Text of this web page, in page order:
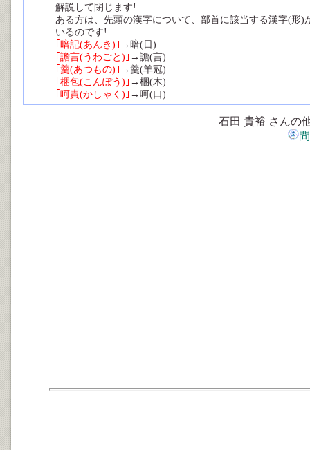
解説して閉じます!
ある方は、先頭の漢字について、部首に該当する漢字(形)
いるのです!
｢暗記(あんき)｣ →暗(日)
｢譫言(うわごと)｣ →譫(言)
｢羹(あつもの)｣ →羹(羊冠)
｢梱包(こんぽう)｣ →梱(木)
｢呵責(かしゃく)｣ →呵(口)
石田 貴裕 さんの